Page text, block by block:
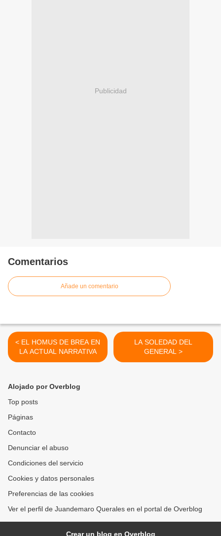
Publicidad
Comentarios
Añade un comentario
< EL HOMUS DE BREA EN
LA ACTUAL NARRATIVA
LA SOLEDAD DEL
GENERAL >
Alojado por Overblog
Top posts
Páginas
Contacto
Denunciar el abuso
Condiciones del servicio
Cookies y datos personales
Preferencias de las cookies
Ver el perfil de Juandemaro Querales en el portal de Overblog
Crear un blog en Overblog